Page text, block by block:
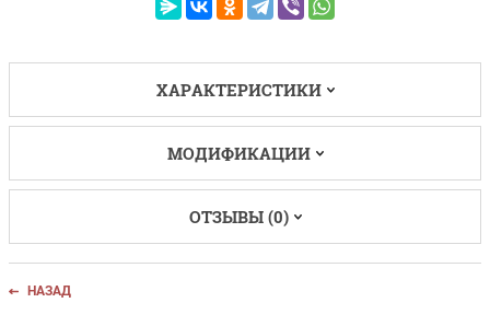
ХАРАКТЕРИСТИКИ
МОДИФИКАЦИИ
ОТЗЫВЫ (0)
НАЗАД